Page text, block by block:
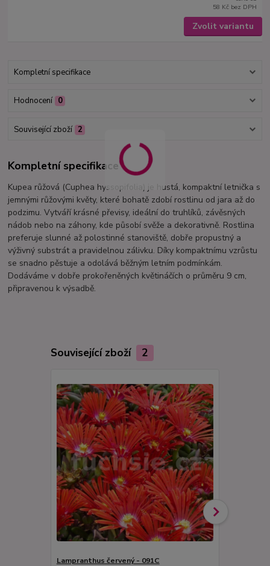
58 Kč bez DPH
Zvolit variantu
Kompletní specifikace
Hodnocení 0
Související zboží 2
Kompletní specifikace
Kupea růžová (Cuphea hyssopifolia) je hustá, kompaktní letnička s
jemnými růžovými květy, které bohatě zdobí rostlinu od jara až do
podzimu. Vytváří krásné převisy, ideální do truhlíků, závěsných
nádob nebo na záhony, kde působí svěže a dekorativně. Rostlina
preferuje slunné až polostinné stanoviště, dobře propustný a
výživný substrát a pravidelnou zálivku. Díky kompaktnímu vzrůstu
se snadno pěstuje a odolává běžným letním podmínkám.
Dodáváme v dobře prokořeněných květináčích o průměru 9 cm,
připravenou k výsadbě.
Související zboží 2
Lampranthus červený - 091C